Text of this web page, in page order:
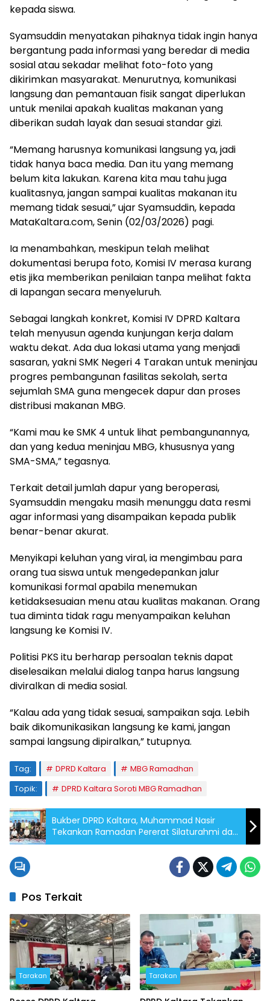
kepada siswa.
Syamsuddin menyatakan pihaknya tidak ingin hanya
bergantung pada informasi yang beredar di media
sosial atau sekadar melihat foto-foto yang
dikirimkan masyarakat. Menurutnya, komunikasi
langsung dan pemantauan fisik sangat diperlukan
untuk menilai apakah kualitas makanan yang
diberikan sudah layak dan sesuai standar gizi.
“Memang harusnya komunikasi langsung ya, jadi
tidak hanya baca media. Dan itu yang memang
belum kita lakukan. Karena kita mau tahu juga
kualitasnya, jangan sampai kualitas makanan itu
memang tidak sesuai,” ujar Syamsuddin, kepada
MataKaltara.com, Senin (02/03/2026) pagi.
Ia menambahkan, meskipun telah melihat
dokumentasi berupa foto, Komisi IV merasa kurang
etis jika memberikan penilaian tanpa melihat fakta
di lapangan secara menyeluruh.
Sebagai langkah konkret, Komisi IV DPRD Kaltara
telah menyusun agenda kunjungan kerja dalam
waktu dekat. Ada dua lokasi utama yang menjadi
sasaran, yakni SMK Negeri 4 Tarakan untuk meninjau
progres pembangunan fasilitas sekolah, serta
sejumlah SMA guna mengecek dapur dan proses
distribusi makanan MBG.
“Kami mau ke SMK 4 untuk lihat pembangunannya,
dan yang kedua meninjau MBG, khususnya yang
SMA-SMA,” tegasnya.
Terkait detail jumlah dapur yang beroperasi,
Syamsuddin mengaku masih menunggu data resmi
agar informasi yang disampaikan kepada publik
benar-benar akurat.
Menyikapi keluhan yang viral, ia mengimbau para
orang tua siswa untuk mengedepankan jalur
komunikasi formal apabila menemukan
ketidaksesuaian menu atau kualitas makanan. Orang
tua diminta tidak ragu menyampaikan keluhan
langsung ke Komisi IV.
Politisi PKS itu berharap persoalan teknis dapat
diselesaikan melalui dialog tanpa harus langsung
diviralkan di media sosial.
“Kalau ada yang tidak sesuai, sampaikan saja. Lebih
baik dikomunikasikan langsung ke kami, jangan
sampai langsung dipiralkan,” tutupnya.
Tag: DPRD Kaltara
MBG Ramadhan
Topik:
DPRD Kaltara Soroti MBG Ramadhan
Bukber DPRD Kaltara, Muhammad Nasir
Tekankan Ramadan Pererat Silaturahmi dan
Kinerja
Pos Terkait
Tarakan Tarakan